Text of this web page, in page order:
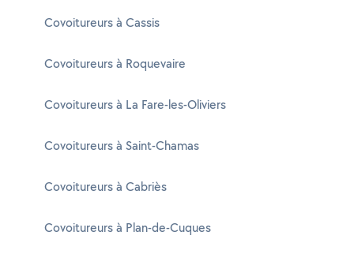
Covoitureurs à Cassis
Covoitureurs à Roquevaire
Covoitureurs à La Fare-les-Oliviers
Covoitureurs à Saint-Chamas
Covoitureurs à Cabriès
Covoitureurs à Plan-de-Cuques